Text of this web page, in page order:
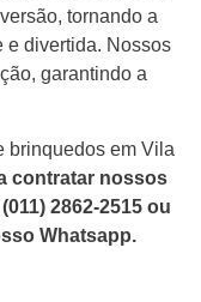
tornando a
e divertida. Nossos
garantindo a
brinquedos em Vila
contratar nossos
(011) 2862-2515 ou
Whatsapp.